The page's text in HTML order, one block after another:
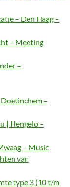
– Den Haag –
– Meeting
–
–
| Hengelo –
– Music
van
type 3 (10 t/m